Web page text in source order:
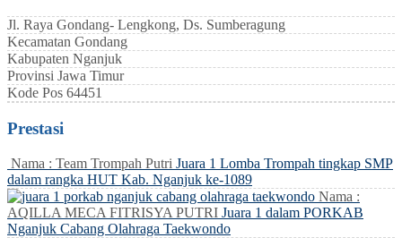
Jl. Raya Gondang- Lengkong, Ds. Sumberagung
Kecamatan Gondang
Kabupaten Nganjuk
Provinsi Jawa Timur
Kode Pos 64451
Prestasi
Nama : Team Trompah Putri Juara 1 Lomba Trompah tingkap SMP
dalam rangka HUT Kab. Nganjuk ke-1089
Nama :
AQILLA MECA FITRISYA PUTRI Juara 1 dalam PORKAB
Nganjuk Cabang Olahraga Taekwondo